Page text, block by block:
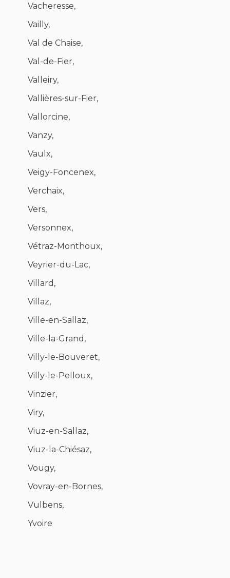
Vacheresse,
Vailly,
Val de Chaise,
Val-de-Fier,
Valleiry,
Vallières-sur-Fier,
Vallorcine,
Vanzy,
Vaulx,
Veigy-Foncenex,
Verchaix,
Vers,
Versonnex,
Vétraz-Monthoux,
Veyrier-du-Lac,
Villard,
Villaz,
Ville-en-Sallaz,
Ville-la-Grand,
Villy-le-Bouveret,
Villy-le-Pelloux,
Vinzier,
Viry,
Viuz-en-Sallaz,
Viuz-la-Chiésaz,
Vougy,
Vovray-en-Bornes,
Vulbens,
Yvoire